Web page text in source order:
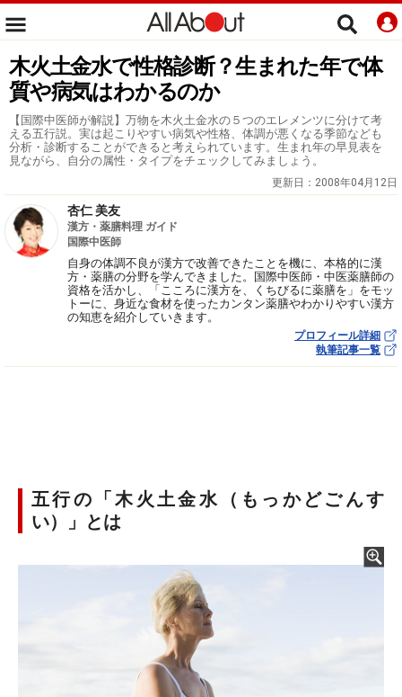
木火土金水で性格診断？生まれた年で体
質や病気はわかるのか
【国際中医師が解説】万物を木火土金水の５つのエレメンツに分けて考
える五行説。実は起こりやすい病気や性格、体調が悪くなる季節なども
分析・診断することができると考えられています。生まれ年の早見表を
見ながら、自分の属性・タイプをチェックしてみましょう。
更新日： 2008年04月12日
杏仁 美友
漢方・薬膳料理 ガイド
国際中医師
自身の体調不良が漢方で改善できたことを機に、本格的に漢
方・薬膳の分野を学んできました。国際中医師・中医薬膳師の
資格を活かし、「こころに漢方を、くちびるに薬膳を」をモッ
トーに、身近な食材を使ったカンタン薬膳やわかりやすい漢方
の知恵を紹介していきます。
プロフィール詳細
執筆記事一覧
五行の「木火土金水（もっかどごんす
い）」とは